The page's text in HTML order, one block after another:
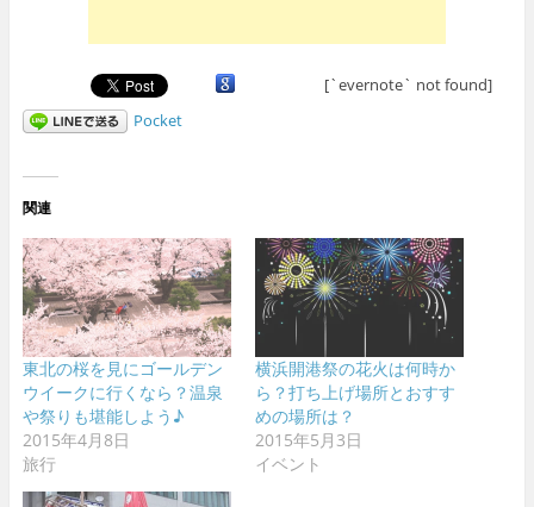
[`evernote` not found]
Pocket
関連
東北の桜を見にゴールデン
ウイークに行くなら？温泉
や祭りも堪能しよう♪
2015年4月8日
旅行
横浜開港祭の花火は何時か
ら？打ち上げ場所とおすす
めの場所は？
2015年5月3日
イベント